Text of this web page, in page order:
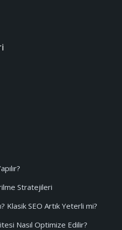
Stratejileri
Klasik SEO Artık Yeterli mi?
Nasıl Optimize Edilir?